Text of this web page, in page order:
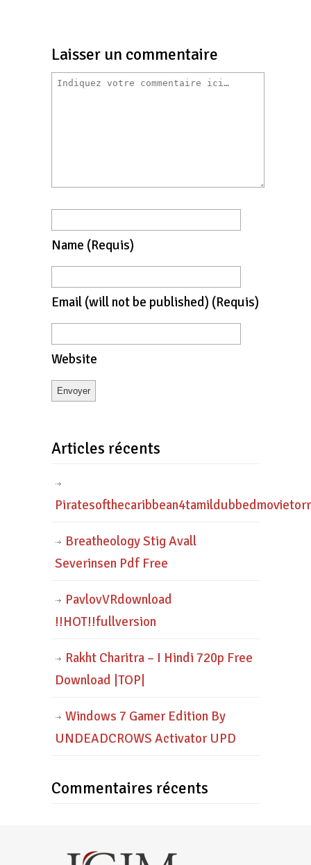
Laisser un commentaire
Name (requis)
Email (will not be published) (requis)
Website
Articles récents
Breatheology Stig Avall
Severinsen Pdf Free
PavlovVRdownload
!!HOT!!fullversion
Rakht Charitra – I Hindi 720p Free
Download |TOP|
Windows 7 Gamer Edition By
UNDEADCROWS Activator UPD
Commentaires récents